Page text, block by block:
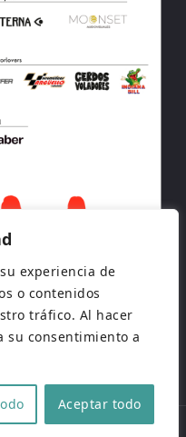
experiencia de
o contenidos
tráfico. Al hacer
su consentimiento a
Aceptar todo